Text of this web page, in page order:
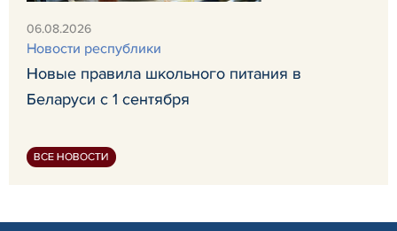
06.08.2026
Новости республики
Новые правила школьного питания в
Беларуси с 1 сентября
ВСЕ НОВОСТИ